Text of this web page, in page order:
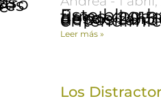
Este blog ha sido mi Tierra firme durante años; aquí desde
Leer más »
Los